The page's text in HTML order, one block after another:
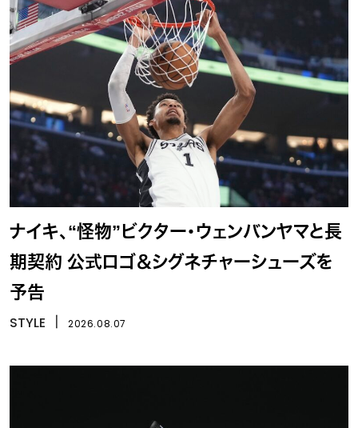
ナイキ、“怪物”ビクター・ウェンバンヤマと長
期契約 公式ロゴ＆シグネチャーシューズを
予告
STYLE 2026.08.07